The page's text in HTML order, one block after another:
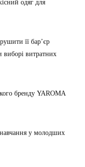
одяг для
її бар’єр
виборі витратних
бренду YAROMA
навчання у молодших